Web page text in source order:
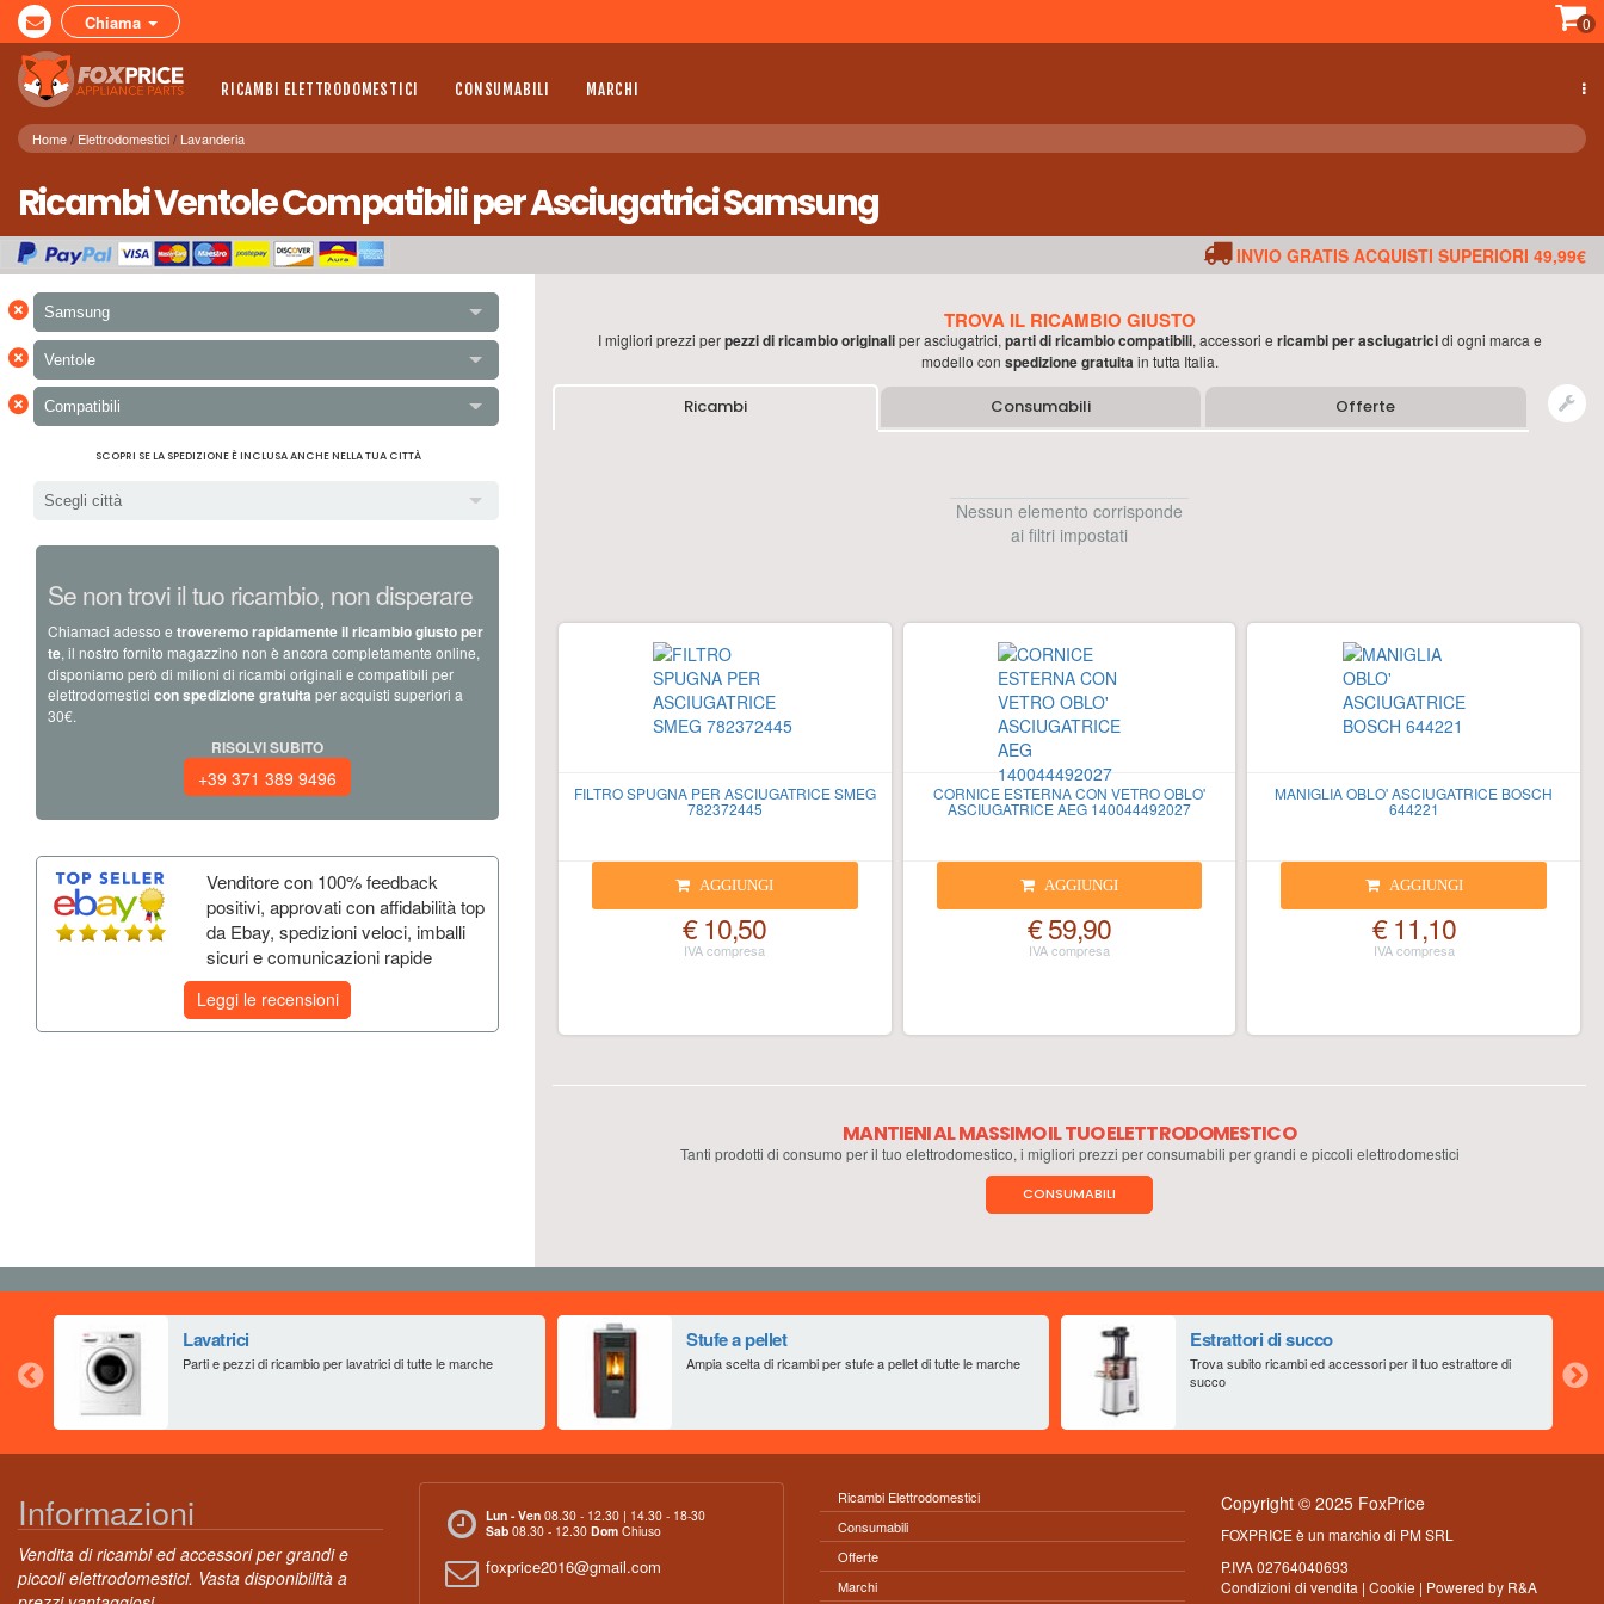
Chiama 0
RICAMBI ELETTRODOMESTICI CONSUMABILI MARCHI
Home Elettrodomestici Lavanderia
Ricambi Ventole Compatibili per Asciugatrici Samsung
INVIO GRATIS ACQUISTI SUPERIORI 49,99€
× Samsung
× Ventole
× Compatibili
SCOPRI SE LA SPEDIZIONE È INCLUSA ANCHE NELLA TUA CITTÀ
Scegli città
Se non trovi il tuo ricambio, non disperare
Chiamaci adesso e troveremo rapidamente il ricambio giusto per
te, il nostro fornito magazzino non è ancora completamente online,
disponiamo però di milioni di ricambi originali e compatibili per
elettrodomestici con spedizione gratuita per acquisti superiori a
30€.
RISOLVI SUBITO
+39 371 389 9496
Venditore con 100% feedback
positivi, approvati con affidabilità top
da Ebay, spedizioni veloci, imballi
sicuri e comunicazioni rapide
Leggi le recensioni
TROVA IL RICAMBIO GIUSTO
I migliori prezzi perpezzi di ricambio originaliperasciugatrici, parti di ricambio compatibili, accessori e ricambi perasciugatricidi ogni marca e
modello con spedizione gratuita in tutta Italia.
Ricambi Consumabili Offerte
Nessun elemento corrisponde
ai filtri impostati
FILTRO SPUGNA PER ASCIUGATRICE SMEG
782372445
AGGIUNGI
€ 10,50
CORNICE ESTERNA CON VETRO OBLO'
ASCIUGATRICE AEG 140044492027
AGGIUNGI
€ 59,90
MANIGLIA OBLO' ASCIUGATRICE BOSCH
644221
AGGIUNGI
€ 11,10
MANTIENI AL MASSIMO IL TUO ELETTRODOMESTICO
Tanti prodotti di consumo per il tuo elettrodomestico, i migliori prezzi per consumabili per grandi e piccoli elettrodomestici
CONSUMABILI
Lavatrici
Parti e pezzi di ricambio per lavatrici di tutte le marche
Stufe a pellet
Ampia scelta di ricambi per stufe a pellet di tutte le marche
Estrattori di succo
Trova subito ricambi ed accessori per il tuo estrattore di
succo
Informazioni
Vendita di ricambi ed accessori per grandi e
piccoli elettrodomestici. Vasta disponibilità a
Lun - Ven 08.30 - 12.30 | 14.30 - 18-30
Sab 08.30 - 12.30 Dom Chiuso
foxprice2016@gmail.com
Ricambi Elettrodomestici
Consumabili
Offerte
Marchi
Copyright © 2025 FoxPrice
FOXPRICE è un marchio di PM SRL
P.IVA 02764040693
Condizioni di vendita | Cookie | Powered by R&A